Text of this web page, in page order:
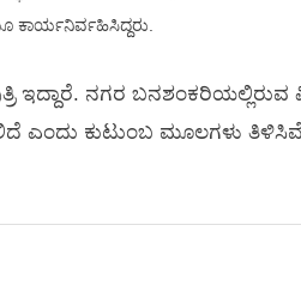
ಕಾರ್ಯನಿರ್ವಹಿಸಿದ್ದರು.
ಇದ್ದಾರೆ. ನಗರ
ಎಂದು ಕುಟುಂಬ ಮೂಲಗಳು